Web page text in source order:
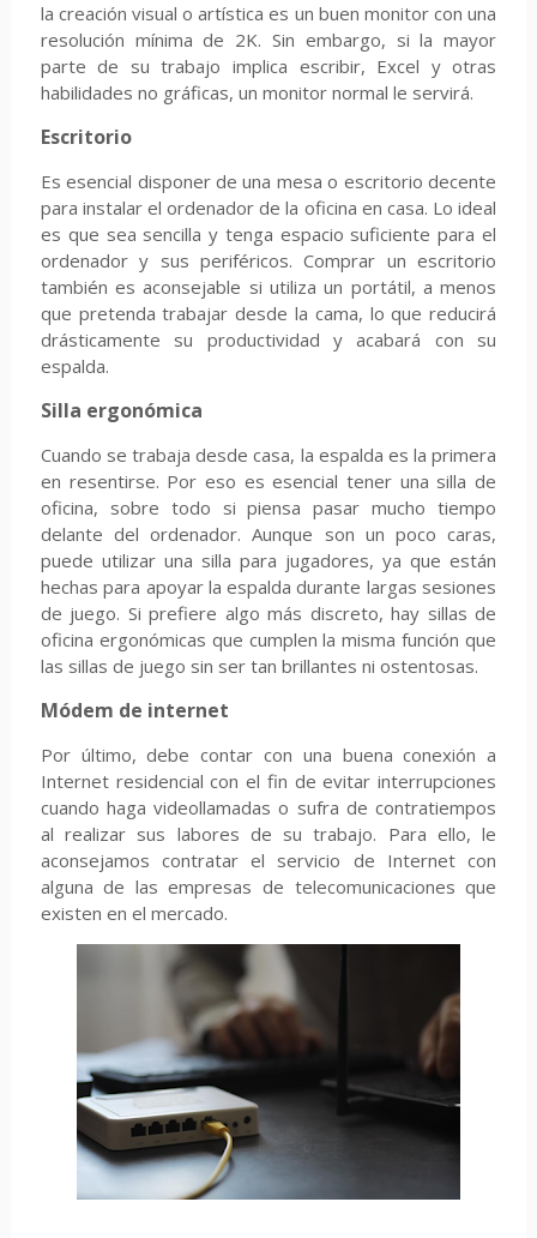
la creación visual o artística es un buen monitor con una
resolución mínima de 2K. Sin embargo, si la mayor
parte de su trabajo implica escribir, Excel y otras
habilidades no gráficas, un monitor normal le servirá.
Escritorio
Es esencial disponer de una mesa o escritorio decente
para instalar el ordenador de la oficina en casa. Lo ideal
es que sea sencilla y tenga espacio suficiente para el
ordenador y sus periféricos. Comprar un escritorio
también es aconsejable si utiliza un portátil, a menos
que pretenda trabajar desde la cama, lo que reducirá
drásticamente su productividad y acabará con su
espalda.
Silla ergonómica
Cuando se trabaja desde casa, la espalda es la primera
en resentirse. Por eso es esencial tener una silla de
oficina, sobre todo si piensa pasar mucho tiempo
delante del ordenador. Aunque son un poco caras,
puede utilizar una silla para jugadores, ya que están
hechas para apoyar la espalda durante largas sesiones
de juego. Si prefiere algo más discreto, hay sillas de
oficina ergonómicas que cumplen la misma función que
las sillas de juego sin ser tan brillantes ni ostentosas.
Módem de internet
Por último, debe contar con una buena conexión a
Internet residencial con el fin de evitar interrupciones
cuando haga videollamadas o sufra de contratiempos
al realizar sus labores de su trabajo. Para ello, le
aconsejamos contratar el servicio de Internet con
alguna de las empresas de telecomunicaciones que
existen en el mercado.